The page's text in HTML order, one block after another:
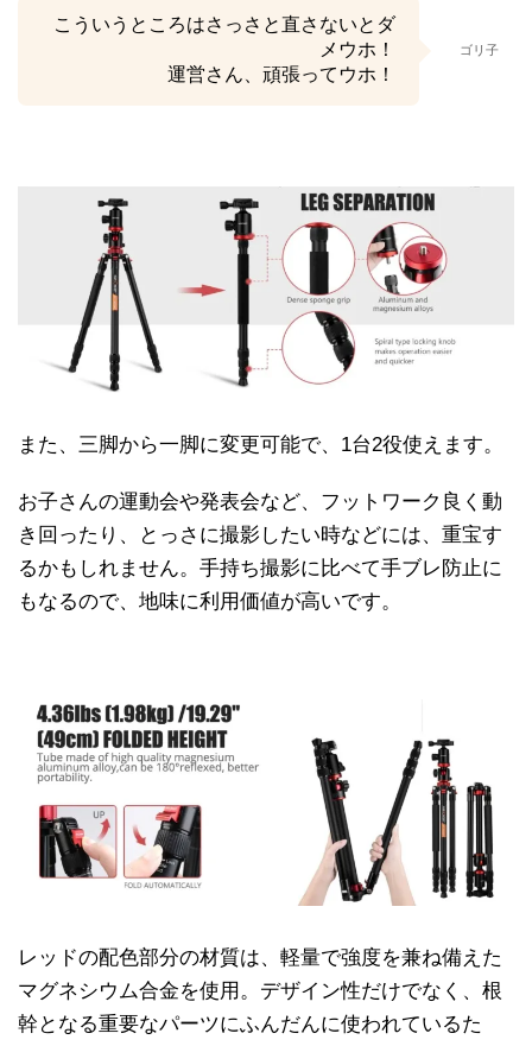
こういうところはさっさと直さないとダ
メウホ！
運営さん、頑張ってウホ！
ゴリ子
また、三脚から一脚に変更可能で、1台2役使えます。
お子さんの運動会や発表会など、フットワーク良く動
き回ったり、とっさに撮影したい時などには、重宝す
るかもしれません。手持ち撮影に比べて手ブレ防止に
もなるので、地味に利用価値が高いです。
レッドの配色部分の材質は、軽量で強度を兼ね備えた
マグネシウム合金を使用。デザイン性だけでなく、根
幹となる重要なパーツにふんだんに使われているた